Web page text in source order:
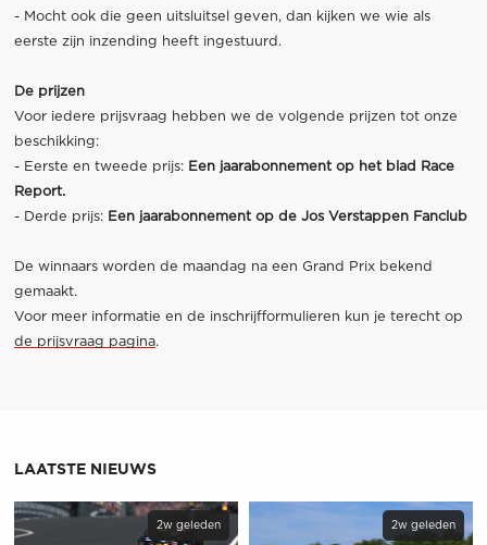
- Mocht ook die geen uitsluitsel geven, dan kijken we wie als
eerste zijn inzending heeft ingestuurd.
De prijzen
Voor iedere prijsvraag hebben we de volgende prijzen tot onze
beschikking:
- Eerste en tweede prijs: Een jaarabonnement op het blad Race
Report.
- Derde prijs: Een jaarabonnement op de Jos Verstappen Fanclub
De winnaars worden de maandag na een Grand Prix bekend
gemaakt.
Voor meer informatie en de inschrijfformulieren kun je terecht op
de prijsvraag pagina.
LAATSTE NIEUWS
2w geleden 2w geleden